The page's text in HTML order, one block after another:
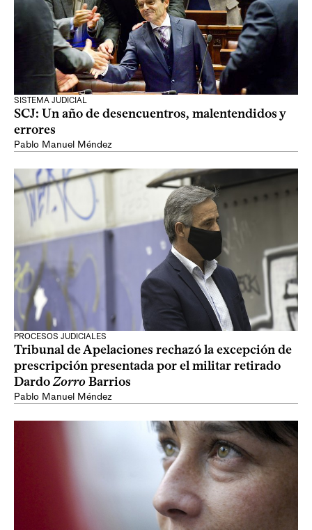
SISTEMA JUDICIAL
SCJ: Un año de desencuentros, malentendidos y
errores
Pablo Manuel Méndez
PROCESOS JUDICIALES
Tribunal de Apelaciones rechazó la excepción de
prescripción presentada por el militar retirado
DardoZorroBarrios
Pablo Manuel Méndez